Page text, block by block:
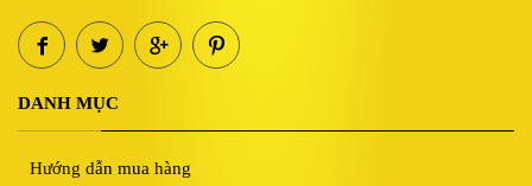
DANH MỤC
Hướng dẫn mua hàng